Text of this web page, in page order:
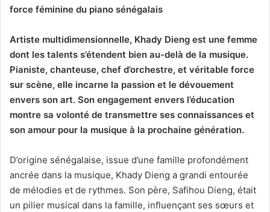
force féminine du piano sénégalais
Artiste multidimensionnelle, Khady Dieng est une femme
dont les talents s’étendent bien au-delà de la musique.
Pianiste, chanteuse, chef d’orchestre, et véritable force
sur scène, elle incarne la passion et le dévouement
envers son art. Son engagement envers l’éducation
montre sa volonté de transmettre ses connaissances et
son amour pour la musique à la prochaine génération.
D’origine sénégalaise, issue d’une famille profondément
ancrée dans la musique, Khady Dieng a grandi entourée
de mélodies et de rythmes. Son père, Safihou Dieng, était
un pilier musical dans la famille, influençant ses sœurs et